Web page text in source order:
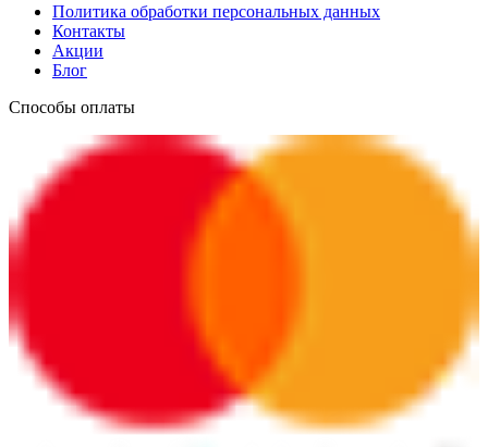
Политика обработки персональных данных
Контакты
Акции
Блог
Способы оплаты